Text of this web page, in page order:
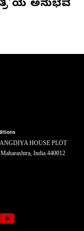
ಅನುಭವ
HOUSE PLOT
India 440012